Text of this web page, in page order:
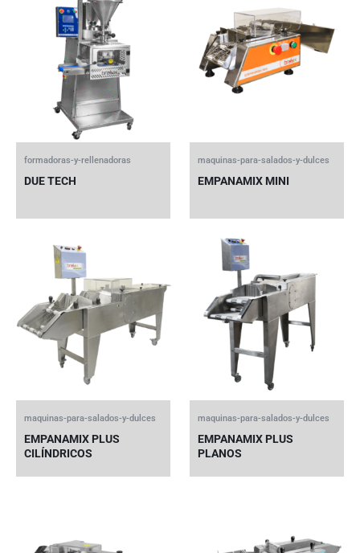
formadoras-y-rellenadoras
DUE TECH
maquinas-para-salados-y-dulces
EMPANAMIX MINI
maquinas-para-salados-y-dulces
EMPANAMIX PLUS
CILÍNDRICOS
maquinas-para-salados-y-dulces
EMPANAMIX PLUS
PLANOS